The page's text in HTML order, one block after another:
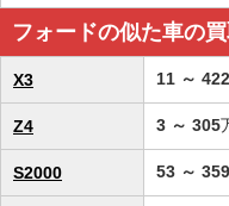
フォードの似た車の
X3 11 ～ 422
Z4 3 ～ 305
S2000 53 ～ 359